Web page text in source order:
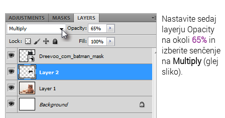
Nastavite sedaj
layerju Opacity
na okoli 65% in
izberite senčenje
na Multiply(glej
sliko).